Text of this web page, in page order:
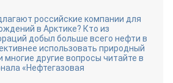
российские компании для
в Арктике? Кто из
добыл больше всего нефти в
использовать природный
многие другие вопросы читайте в
«Нефтегазовая